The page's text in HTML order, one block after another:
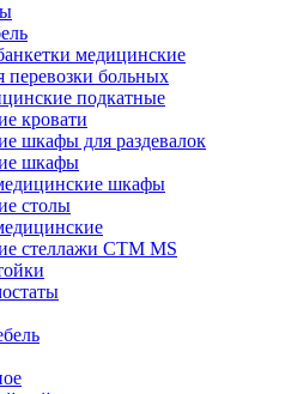
медицинские
перевозки больных
подкатные
кровати
шкафы для раздевалок
шкафы
шкафы
столы
стеллажи CTM MS